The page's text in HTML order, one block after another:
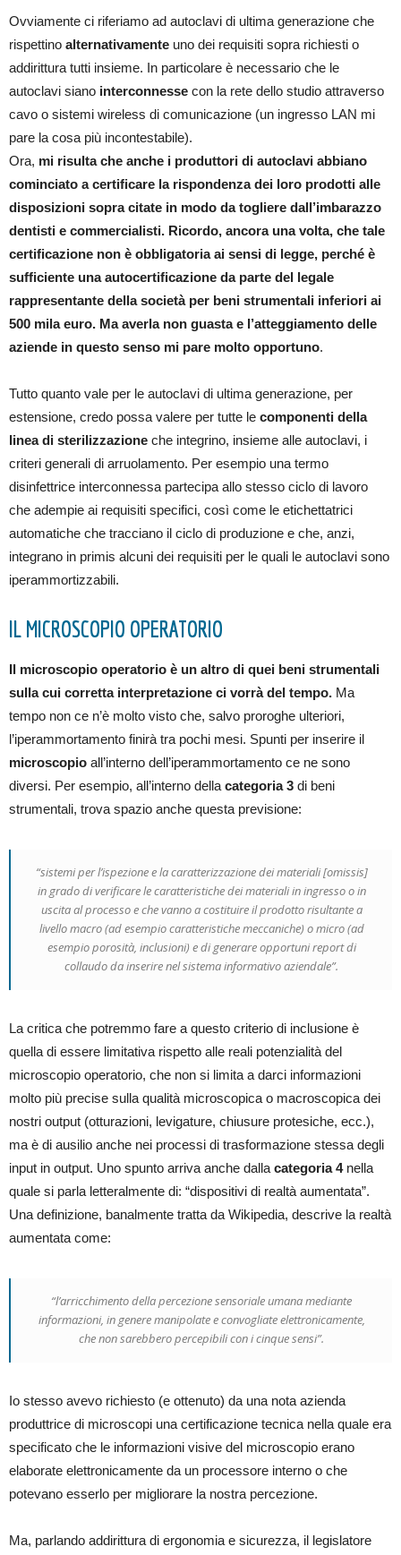
Ovviamente ci riferiamo ad autoclavi di ultima generazione che
rispettino alternativamente uno dei requisiti sopra richiesti o
addirittura tutti insieme. In particolare è necessario che le
autoclavi siano interconnesse con la rete dello studio attraverso
cavo o sistemi wireless di comunicazione (un ingresso LAN mi
pare la cosa più incontestabile).
Ora, mi risulta che anche i produttori di autoclavi abbiano
cominciato a certificare la rispondenza dei loro prodotti alle
disposizioni sopra citate in modo da togliere dall’imbarazzo
dentisti e commercialisti. Ricordo, ancora una volta, che tale
certificazione non è obbligatoria ai sensi di legge, perché è
sufficiente una autocertificazione da parte del legale
rappresentante della società per beni strumentali inferiori ai
500 mila euro. Ma averla non guasta e l’atteggiamento delle
aziende in questo senso mi pare molto opportuno.
Tutto quanto vale per le autoclavi di ultima generazione, per
estensione, credo possa valere per tutte le componenti della
linea di sterilizzazione che integrino, insieme alle autoclavi, i
criteri generali di arruolamento. Per esempio una termo
disinfettrice interconnessa partecipa allo stesso ciclo di lavoro
che adempie ai requisiti specifici, così come le etichettatrici
automatiche che tracciano il ciclo di produzione e che, anzi,
integrano in primis alcuni dei requisiti per le quali le autoclavi sono
iperammortizzabili.
IL MICROSCOPIO OPERATORIO
Il microscopio operatorio è un altro di quei beni strumentali
sulla cui corretta interpretazione ci vorrà del tempo. Ma
tempo non ce n’è molto visto che, salvo proroghe ulteriori,
l’iperammortamento finirà tra pochi mesi. Spunti per inserire il
microscopio all’interno dell’iperammortamento ce ne sono
diversi. Per esempio, all’interno della categoria 3 di beni
strumentali, trova spazio anche questa previsione:
“sistemi per l’ispezione e la caratterizzazione dei materiali [omissis]
in grado di verificare le caratteristiche dei materiali in ingresso o in
uscita al processo e che vanno a costituire il prodotto risultante a
livello macro (ad esempio caratteristiche meccaniche) o micro (ad
esempio porosità, inclusioni) e di generare opportuni report di
collaudo da inserire nel sistema informativo aziendale”.
La critica che potremmo fare a questo criterio di inclusione è
quella di essere limitativa rispetto alle reali potenzialità del
microscopio operatorio, che non si limita a darci informazioni
molto più precise sulla qualità microscopica o macroscopica dei
nostri output (otturazioni, levigature, chiusure protesiche, ecc.),
ma è di ausilio anche nei processi di trasformazione stessa degli
input in output. Uno spunto arriva anche dalla categoria 4nella
quale si parla letteralmente di: “dispositivi di realtà aumentata”.
Una definizione, banalmente tratta da Wikipedia, descrive la realtà
aumentata come:
“l’arricchimento della percezione sensoriale umana mediante
informazioni, in genere manipolate e convogliate elettronicamente,
che non sarebbero percepibili con i cinque sensi”.
Io stesso avevo richiesto (e ottenuto) da una nota azienda
produttrice di microscopi una certificazione tecnica nella quale era
specificato che le informazioni visive del microscopio erano
elaborate elettronicamente da un processore interno o che
potevano esserlo per migliorare la nostra percezione.
Ma, parlando addirittura di ergonomia e sicurezza, il legislatore